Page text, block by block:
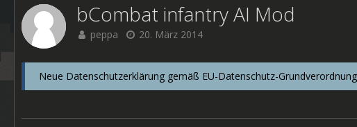
bCombat infantry AI Mod
peppa 20. März 2014
Neue Datenschutzerklärung gemäß EU-Datenschutz-